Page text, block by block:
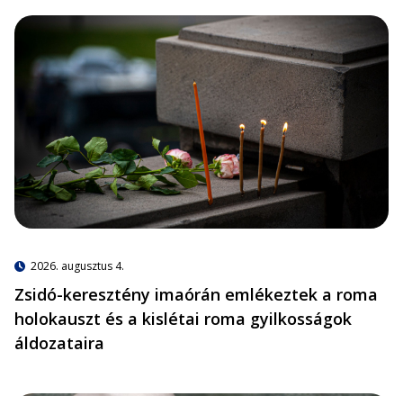
2026. augusztus 4.
Zsidó-keresztény imaórán emlékeztek a roma
holokauszt és a kislétai roma gyilkosságok
áldozataira